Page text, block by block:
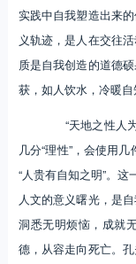
实践中自我塑造出来
义轨迹，是人在交往
质是自我创造的道德
获，如人饮水，冷暖自
“天地之性人为
几分“理性”，会使用
“人贵有自知之明”。
人文的意义曙光，是
洞悉无明烦恼，成就
德，从容走向死亡。